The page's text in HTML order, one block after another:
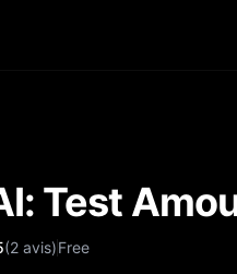
Test
(2 avis)Free